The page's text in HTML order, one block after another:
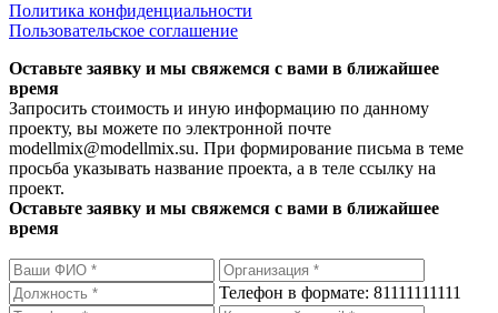
Политика конфиденциальности
Пользовательское соглашение
Оставьте заявку и мы свяжемся с вами в ближайшее
время
Запросить стоимость и иную информацию по данному
проекту, вы можете по электронной почте
modellmix@modellmix.su. При формирование письма в теме
просьба указывать название проекта, а в теле ссылку на
проект.
Оставьте заявку и мы свяжемся с вами в ближайшее
время
Телефон в формате: 81111111111